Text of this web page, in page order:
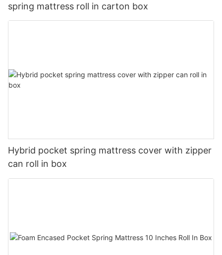
spring mattress roll in carton box
Hybrid pocket spring mattress cover with zipper
can roll in box